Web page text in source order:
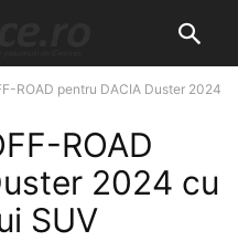
ROAD pentru DACIA Duster 2024
ROAD
2024 cu
SUV